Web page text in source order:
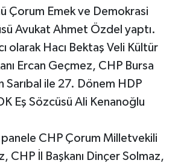
Çorum Emek ve Demokrasi
Avukat Ahmet Özdel yaptı.
olarak Hacı Bektaş Veli Kültür
Ercan Geçmez, CHP Bursa
Sarıbal ile 27. Dönem HDP
Eş Sözcüsü Ali Kenanoğlu
CHP Çorum Milletvekili
CHP İl Başkanı Dinçer Solmaz,